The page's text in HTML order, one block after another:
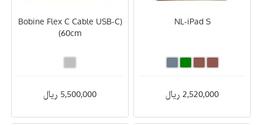
NL-iPad S
2,520,000 ریال
(Bobine Flex C Cable USB-C
(60cm
5,500,000 ریال